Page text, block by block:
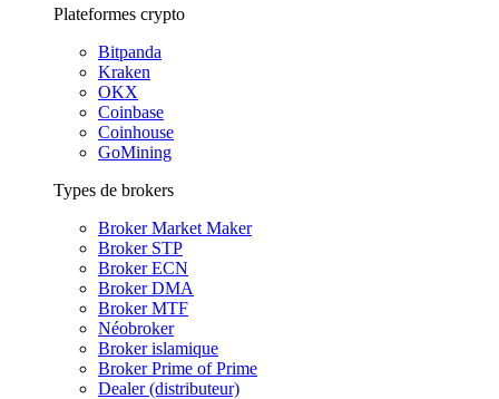
Plateformes crypto
Bitpanda
Kraken
OKX
Coinbase
Coinhouse
GoMining
Types de brokers
Broker Market Maker
Broker STP
Broker ECN
Broker DMA
Broker MTF
Néobroker
Broker islamique
Broker Prime of Prime
Dealer (distributeur)